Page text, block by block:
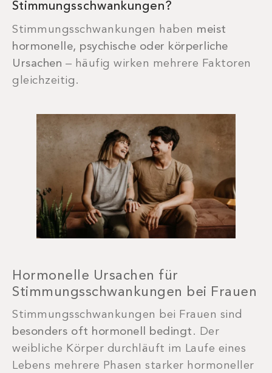
Stimmungsschwankungen?
Stimmungsschwankungen haben meist
hormonelle, psychische oder körperliche
Ursachen – häufig wirken mehrere Faktoren
gleichzeitig.
Hormonelle Ursachen für
Stimmungsschwankungen bei Frauen
Stimmungsschwankungen bei Frauen sind
besonders oft hormonell bedingt . Der
weibliche Körper durchläuft im Laufe eines
Lebens mehrere Phasen starker hormoneller